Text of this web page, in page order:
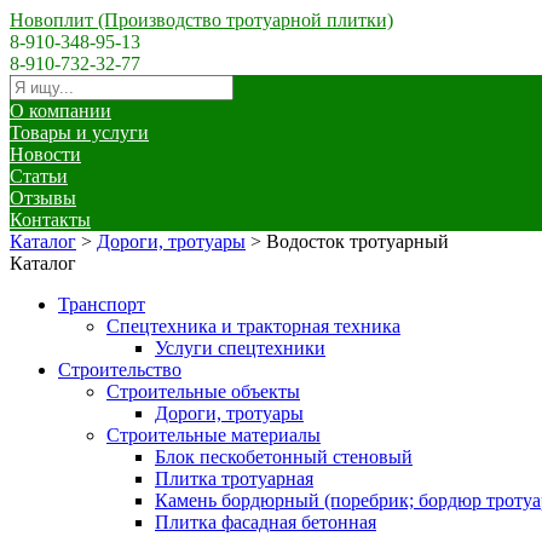
Новоплит (Производство тротуарной плитки)
8-910-348-95-13
8-910-732-32-77
О компании
Товары и услуги
Новости
Статьи
Отзывы
Контакты
Каталог > Дороги, тротуары > Водосток тротуарный
Каталог
Транспорт
Спецтехника и тракторная техника
Услуги спецтехники
Строительство
Строительные объекты
Дороги, тротуары
Строительные материалы
Блок пескобетонный стеновый
Плитка тротуарная
Камень бордюрный (поребрик; бордюр
Плитка фасадная бетонная